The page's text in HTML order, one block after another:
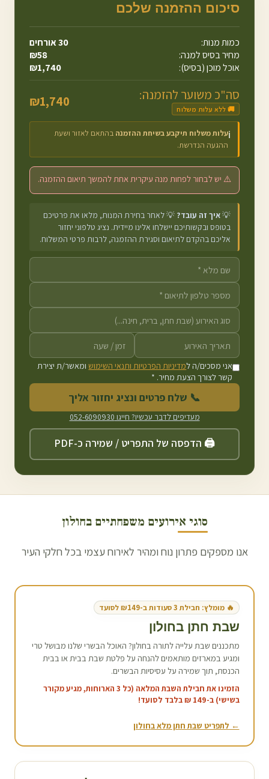
סיכום ההזמנה שלכם
כמות מנות: 30אורחים
מחיר בסיס למנה:
₪58
אוכל מוכן (בסיס):
₪1,740
סה"כ משוער להזמנה:
🚚 ללא עלות משלוח ₪1,740
ℹ️עלות משלוח תיקבע בשיחת ההזמנה בהתאם לאזור ושעת
ההגעה הנדרשת.
⚠️ יש לבחור לפחות מנה עיקרית אחת להמשך תיאום ההזמנה.
💡איך זה עובד? 💡 לאחר בחירת המנות, מלאו את פרטיכם
בטופס ובקשותיכם יישלחו אלינו מיידית. נציג טלפוני יחזור
אליכם בהקדם לתיאום וסגירת ההזמנה, לרבות פרטי המשלוח.
אני מסכים/ה למדיניות הפרטיות ותנאי השימושומאשר/ת יצירת
קשר לצורך הצעת מחיר. *
📞 שלח פרטים ונציג יחזור אליך
מעדיפים לדבר עכשיו? חייגו 052-6090930
🖨️ הדפסה של התפריט / שמירה כ-PDF
סוגי אירועים משפחתיים בחולון
אנו מספקים פתרון נוח ומהיר לאירוח עצמי בכל חלקי העיר
🔥 מומלץ: חבילת 3 סעודות ב-₪149 לסועד
שבת חתן בחולון
מתכננים שבת עלייה לתורה בחולון? האוכל הבשרי שלנו מבושל טרי
ומגיע במארזים מותאמים להנחה על פלטת שבת בבית או בבית
הכנסת, תוך שמירה על עסיסיות הבשרים.
הזמינו את חבילת השבת המלאה (כל 3 הארוחות, מגיע מקורר
בשישי) ב-149 ₪ בלבד לסועד!
← לתפריט שבת חתן מלא בחולון